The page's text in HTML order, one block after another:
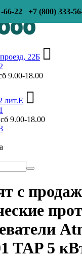
66-22 +7 (800) 333-
22Б
9.00-18.00
лит.Е
9.00-18.00
с
TAP 5